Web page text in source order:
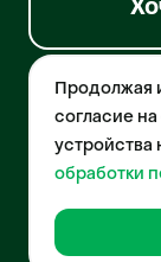
© 2026 Pet-Yes.
осуществляет
технологий,
собственного
порталов в
домашних
№2021612018 от
Продолжая
согласие
устройства
обработки